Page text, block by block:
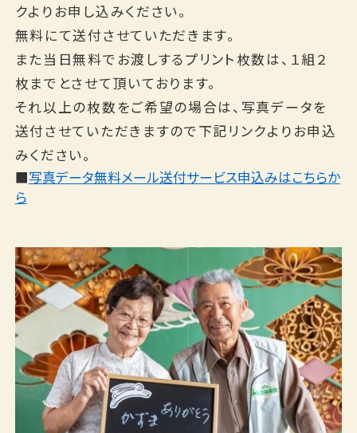
クよりお申し込みください。
無料にて送付させていただきます。
また当日無料でお渡しするプリント枚数は、１組２
枚までとさせて頂いております。
それ以上の枚数をご希望の場合は、写真データを
送付させていただきますので下記リンクよりお申込
みください。
■写真データ無料メール送付サービス申込みはこちらか
ら